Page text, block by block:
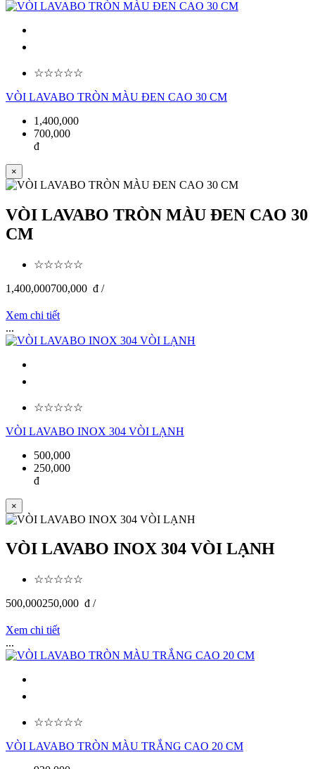
☆☆☆☆☆
VÒI LAVABO TRÒN MÀU ĐEN CAO 30 CM
1,400,000
700,000
đ
×
VÒI LAVABO TRÒN MÀU ĐEN CAO 30
CM
☆☆☆☆☆
1,400,000700,000 đ /
Xem chi tiết
...
☆☆☆☆☆
VÒI LAVABO INOX 304 VÒI LẠNH
500,000
250,000
đ
×
VÒI LAVABO INOX 304 VÒI LẠNH
☆☆☆☆☆
500,000250,000 đ /
Xem chi tiết
...
☆☆☆☆☆
VÒI LAVABO TRÒN MÀU TRẮNG CAO 20 CM